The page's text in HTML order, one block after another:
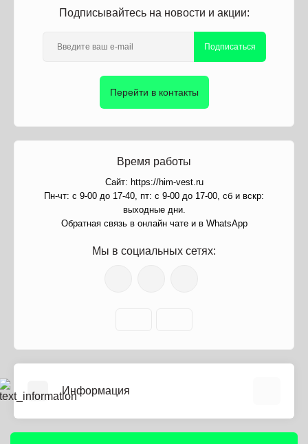
Подписывайтесь на новости и акции:
Подписаться
Перейти в контакты
Время работы
Сайт: https://him-vest.ru
Пн-чт: с 9-00 до 17-40, пт: с 9-00 до 17-00, сб и вскр:
выходные дни.
Обратная связь в онлайн чате и в WhatsApp
Мы в социальных сетях:
Информация